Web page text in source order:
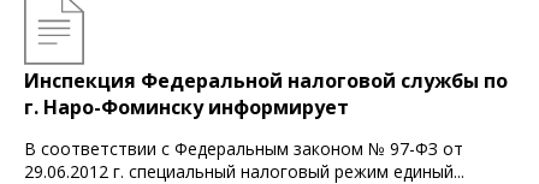
Инспекция Федеральной налоговой службы по
г. Наро-Фоминску информирует
В соответствии с Федеральным законом № 97-ФЗ от
29.06.2012 г. специальный налоговый режим единый...